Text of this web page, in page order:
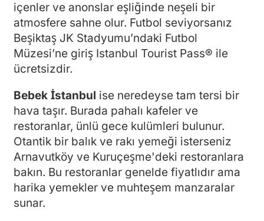
içenler ve anonslar eşliğinde neşeli bir
atmosfere sahne olur. Futbol seviyorsanız
Beşiktaş JK Stadyumu’ndaki Futbol
Müzesi’ne giriş Istanbul Tourist Pass® ile
ücretsizdir.
Bebek İstanbul ise neredeyse tam tersi bir
hava taşır. Burada pahalı kafeler ve
restoranlar, ünlü gece kulümleri bulunur.
Otantik bir balık ve rakı yemeği isterseniz
Arnavutköy ve Kuruçeşme'deki restoranlara
bakın. Bu restoranlar genelde fiyatlıdır ama
harika yemekler ve muhteşem manzaralar
sunar.